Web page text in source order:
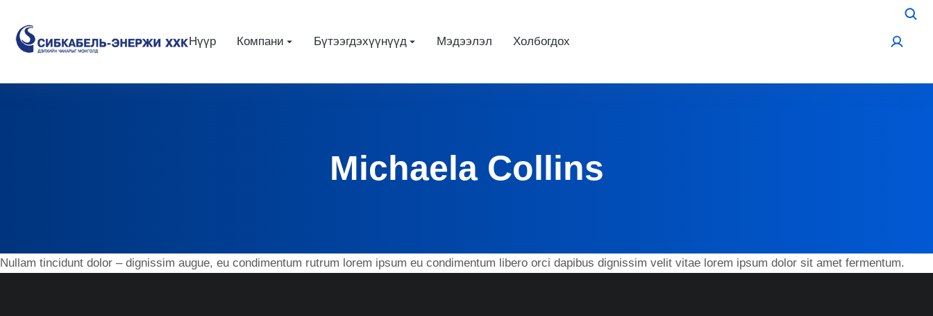
Нүүр Компани Бүтээгдэхүүнүүд Мэдээлэл Холбогдох
Michaela Collins
Nullam tincidunt dolor – dignissim augue, eu condimentum rutrum lorem ipsum eu condimentum libero orci dapibus dignissim velit vitae lorem ipsum dolor sit amet fermentum.